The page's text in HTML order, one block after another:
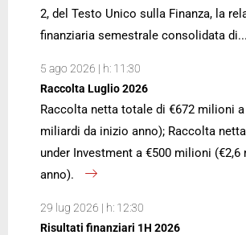
2, del Testo Unico sulla Finanza, la
finanziaria semestrale consolidata di...
5 ago 2026 | h: 11:30
Raccolta Luglio 2026
Raccolta netta totale di €672 milioni a
miliardi da inizio anno); Raccolta
under Investment a €500 milioni
anno).
29 lug 2026 | h: 12:30
Risultati finanziari 1H 2026